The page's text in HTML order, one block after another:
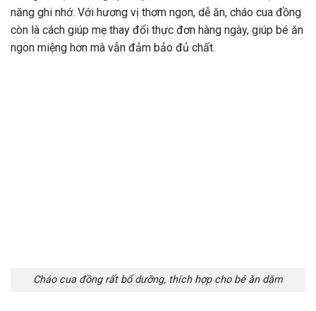
năng ghi nhớ. Với hương vị thơm ngon, dễ ăn, cháo cua đồng
còn là cách giúp mẹ thay đổi thực đơn hàng ngày, giúp bé ăn
ngon miệng hơn mà vẫn đảm bảo đủ chất.
Cháo cua đồng rất bổ dưỡng, thích hợp cho bé ăn dặm